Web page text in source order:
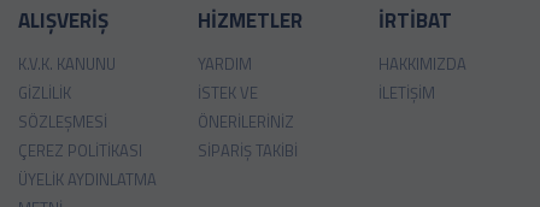
ALIŞVERİŞ
K.V.K. KANUNU
GIZLILIK
SÖZLEŞMESI
ÇEREZ POLITIKASI
ÜYELIK AYDINLATMA
HİZMETLER
YARDIM
İSTEK VE
ÖNERILERINIZ
SIPARIŞ TAKIBI
İRTİBAT
HAKKIMIZDA
İLETIŞIM